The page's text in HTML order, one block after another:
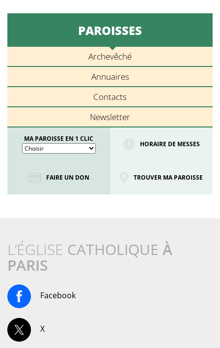
PAROISSES
Archevêché
Annuaires
Contacts
Newsletter
MA PAROISSE EN 1 CLIC
HORAIRE DE MESSES
FAIRE UN DON TROUVER MA PAROISSE
L’ÉGLISE CATHOLIQUE À
PARIS
Facebook
X